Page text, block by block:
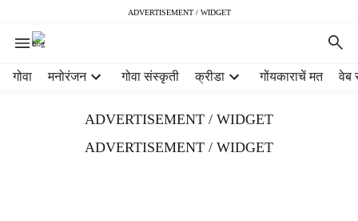
ADVERTISEMENT / WIDGET
गोवा मनोरंजन गोवा संस्कृती क्रीडा गोंयकाराचें मत वेब
ADVERTISEMENT / WIDGET
ADVERTISEMENT / WIDGET